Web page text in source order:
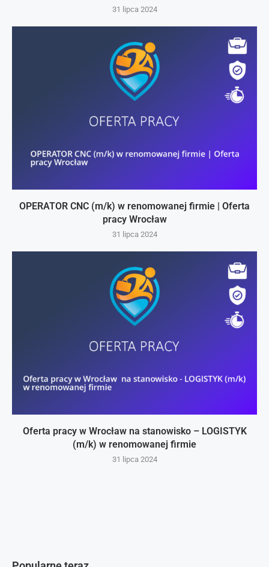
31 lipca 2024
OPERATOR CNC (m/k) w renomowanej firmie | Oferta
pracy Wrocław
31 lipca 2024
Oferta pracy w Wrocław na stanowisko – LOGISTYK
(m/k) w renomowanej firmie
31 lipca 2024